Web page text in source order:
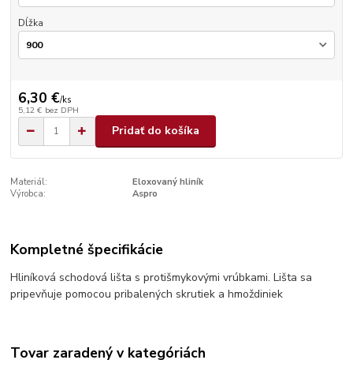
Dĺžka
6,30 €/ks
5,12 € bez DPH
Pridať do košíka
Materiál:
Eloxovaný hliník
Výrobca:
Aspro
Kompletné špecifikácie
Hliníková schodová lišta s protišmykovými vrúbkami. Lišta sa
pripevňuje pomocou pribalených skrutiek a hmoždiniek
Tovar zaradený v kategóriách